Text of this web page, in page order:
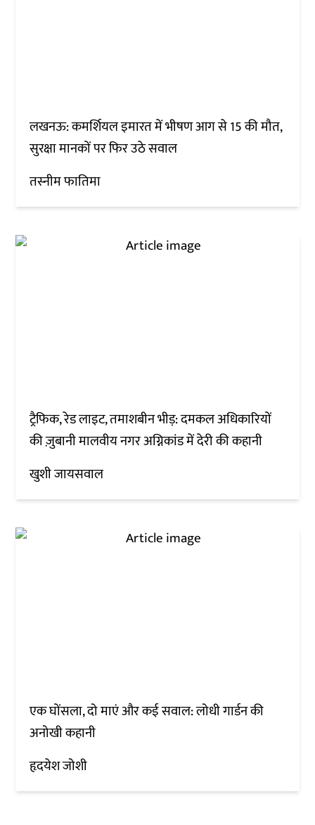
लखनऊ: कमर्शियल इमारत में भीषण आग से 15 की मौत,
सुरक्षा मानकों पर फिर उठे सवाल
तस्नीम फातिमा
ट्रैफिक, रेड लाइट, तमाशबीन भीड़: दमकल अधिकारियों
की ज़ुबानी मालवीय नगर अग्निकांड में देरी की कहानी
खुशी जायसवाल
एक घोंसला, दो माएं और कई सवाल: लोधी गार्डन की
अनोखी कहानी
हृदयेश जोशी